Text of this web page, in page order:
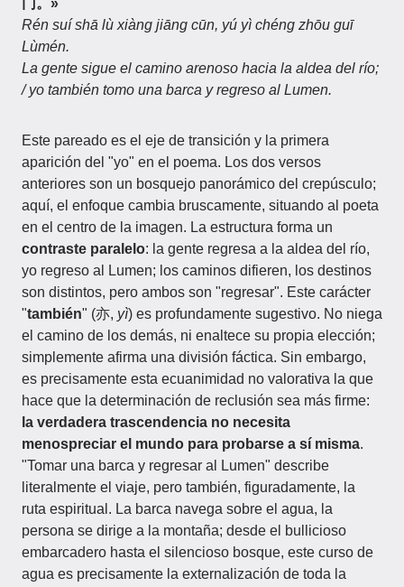
门。»
Rén suí shā lù xiàng jiāng cūn, yú yì chéng zhōu guī
Lùmén.
La gente sigue el camino arenoso hacia la aldea del río;
/ yo también tomo una barca y regreso al Lumen.
Este pareado es el eje de transición y la primera
aparición del "yo" en el poema. Los dos versos
anteriores son un bosquejo panorámico del crepúsculo;
aquí, el enfoque cambia bruscamente, situando al poeta
en el centro de la imagen. La estructura forma un
contraste paralelo: la gente regresa a la aldea del río,
yo regreso al Lumen; los caminos difieren, los destinos
son distintos, pero ambos son "regresar". Este carácter
"también" (亦, yì) es profundamente sugestivo. No niega
el camino de los demás, ni enaltece su propia elección;
simplemente afirma una división fáctica. Sin embargo,
es precisamente esta ecuanimidad no valorativa la que
hace que la determinación de reclusión sea más firme:
la verdadera trascendencia no necesita
menospreciar el mundo para probarse a sí misma.
"Tomar una barca y regresar al Lumen" describe
literalmente el viaje, pero también, figuradamente, la
ruta espiritual. La barca navega sobre el agua, la
persona se dirige a la montaña; desde el bullicioso
embarcadero hasta el silencioso bosque, este curso de
agua es precisamente la externalización de toda la